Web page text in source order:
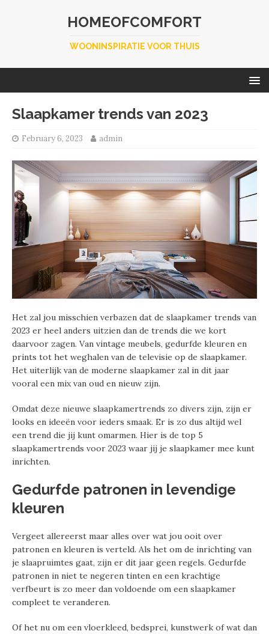
HOMEOFCOMFORT
WOONINSPIRATIE VOOR THUIS
Slaapkamer trends van 2023
February 6, 2023 admin
Het zal jou misschien verbazen dat de slaapkamer trends van
2023 er heel anders uitzien dan de trends die we kort
daarvoor zagen. Van vintage meubels, gedurfde kleuren en
prints tot het weghalen van de televisie op de slaapkamer.
Het uiterlijk van de moderne slaapkamer zal in dit jaar
vooral een mix van oud en nieuw zijn.
Omdat deze nieuwe slaapkamertrends zo divers zijn, zijn er
looks en ideeën voor ieders smaak. Er is zo dus altijd wel
een trend die jij kunt omarmen. Hier is de top 5
slaapkamertrends voor 2023 waar jij je slaapkamer mee kunt
inrichten.
Gedurfde patronen in levendige
kleuren
Vergeet allereerst maar alles over wat jou ooit over
patronen en kleuren is verteld. Als het om de inrichting van
je slaapruimtes gaat, zijn er dit jaar geen regels. Gedurfde
patronen in niet te negeren tinten en een krachtige
verfbeurt is zo meer dan voldoende om een slaapkamer
compleet te veranderen.
Of het nu om een vloerkleed, bedsprei, kunstwerk of wat dan